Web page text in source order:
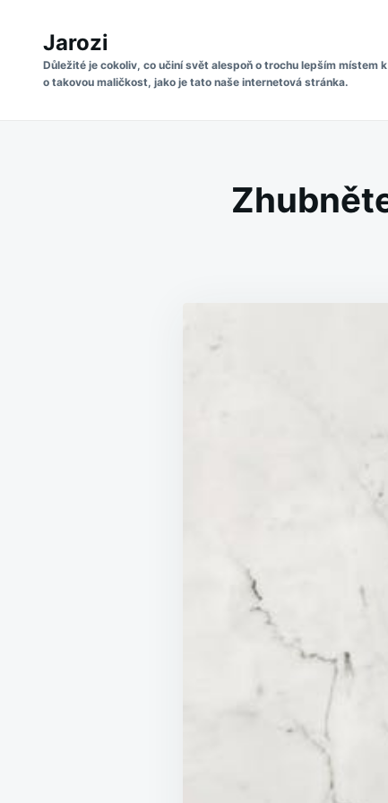
content
for:
Jarozi
Důležité je cokoliv, co učiní svět alespoň o trochu lepším místem
o takovou maličkost, jako je tato naše internetová stránka.